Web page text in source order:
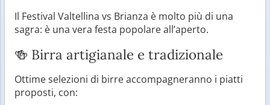
Il Festival Valtellina vs Brianza è molto più di una
sagra: è una vera festa popolare all’aperto.
🍻 Birra artigianale e tradizionale
Ottime selezioni di birre accompagneranno i piatti
proposti, con: